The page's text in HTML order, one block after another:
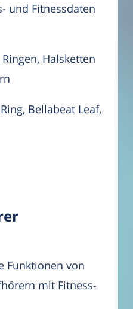
und Fitnessdaten
Halsketten
Bellabeat Leaf,
Funktionen von
mit Fitness-